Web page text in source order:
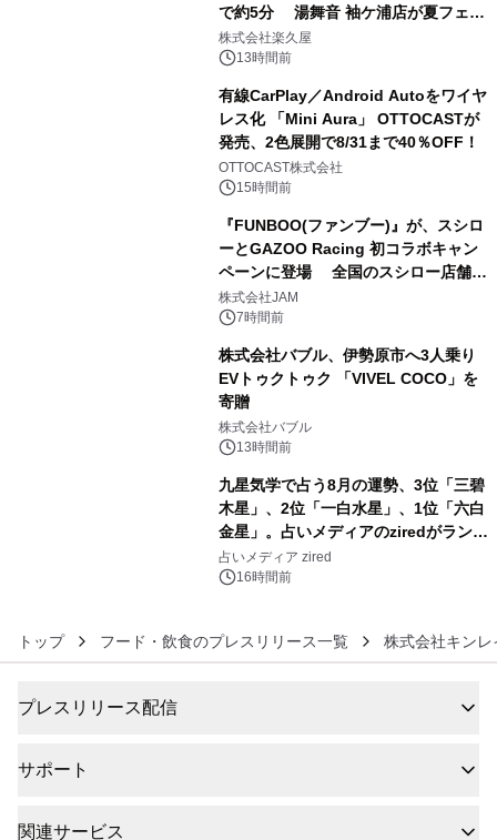
で約5分 湯舞音 袖ケ浦店が夏フェア
メニューを提供
株式会社楽久屋
13時間前
有線CarPlay／Android Autoをワイヤ
レス化 「Mini Aura」 OTTOCASTが
発売、2色展開で8/31まで40％OFF！
OTTOCAST株式会社
15時間前
『FUNBOO(ファンブー)』が、スシロ
ーとGAZOO Racing 初コラボキャン
ペーンに登場 全国のスシロー店舗で
GR 4車種の FUNBOO(ミニカー)付き
メニューが展開されます
株式会社JAM
7時間前
株式会社バブル、伊勢原市へ3人乗り
EVトゥクトゥク 「VIVEL COCO」を
寄贈
株式会社バブル
13時間前
九星気学で占う8月の運勢、3位「三碧
木星」、2位「一白水星」、1位「六白
金星」。占いメディアのziredがランキ
ングを発表
占いメディア zired
16時間前
トップ フード・飲食のプレスリリース一覧 株式会社キンレ
プレスリリース配信
サポート
関連サービス